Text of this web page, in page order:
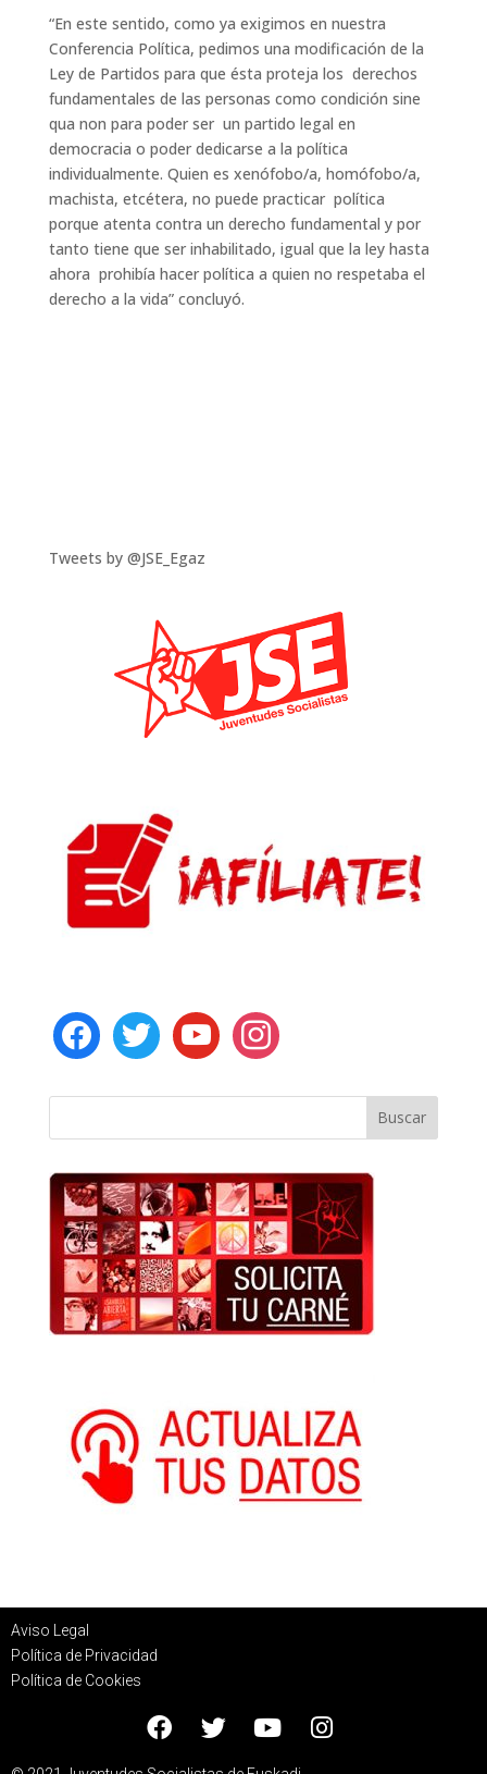
“En este sentido, como ya exigimos en nuestra
Conferencia Política, pedimos una modificación de la
Ley de Partidos para que ésta proteja los derechos
fundamentales de las personas como condición sine
qua non para poder ser un partido legal en
democracia o poder dedicarse a la política
individualmente. Quien es xenófobo/a, homófobo/a,
machista, etcétera, no puede practicar política
porque atenta contra un derecho fundamental y por
tanto tiene que ser inhabilitado, igual que la ley hasta
ahora prohibía hacer política a quien no respetaba el
derecho a la vida” concluyó.
Tweets by @JSE_Egaz
Aviso Legal
Política de Privacidad
Política de Cookies